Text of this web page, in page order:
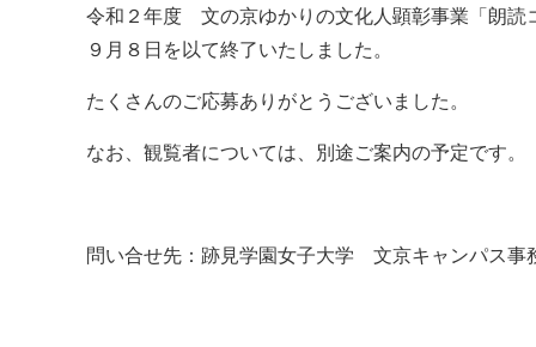
令和２年度 文の京ゆかりの文化人顕彰事業「朗読
９月８日を以て終了いたしました。
たくさんのご応募ありがとうございました。
なお、観覧者については、別途ご案内の予定です。
問い合せ先：跡見学園女子大学 文京キャンパス